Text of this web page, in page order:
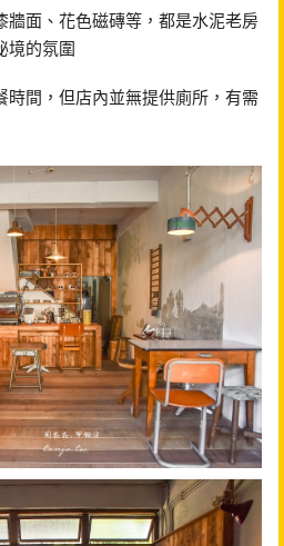
牆面、花色磁磚等，都是水泥老房
境的氛圍
時間，但店內並無提供廁所，有需